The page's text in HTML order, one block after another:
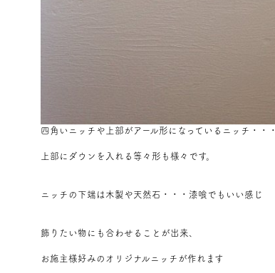
四角いニッチや上部がアール形になっているニッチ・・・
上部にダウンを入れる等々形も様々です。
ニッチの下端は木製や天然石・・・漆喰でもいい感じ
飾りたい物にも合わせることが出来、
お施主様好みのオリジナルニッチが作れます